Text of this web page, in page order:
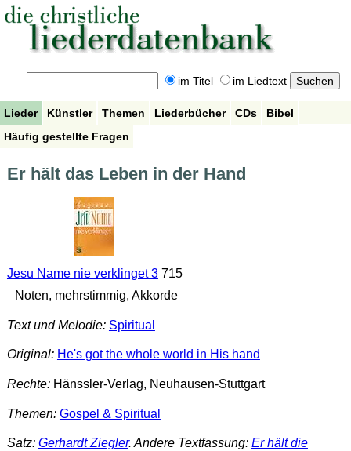
im Titel im Liedtext
Lieder Künstler Themen Liederbücher CDs
Bibel
Häufig gestellte Fragen
Er hält das Leben in der Hand
Jesu Name nie verklinget 3715
Noten, mehrstimmig, Akkorde
Text und Melodie: Spiritual
Original: He's got the whole world in His hand
Rechte:Hänssler-Verlag, Neuhausen-Stuttgart
Themen: Gospel & Spiritual
Satz: Gerhardt Ziegler. Andere Textfassung: Er hält die